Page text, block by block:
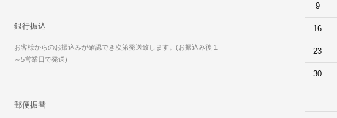
銀行振込
お客様からのお振込みが確認でき次第発送致します。(お振込み後 1
～5営業日で発送)
郵便振替
9
16
23
30